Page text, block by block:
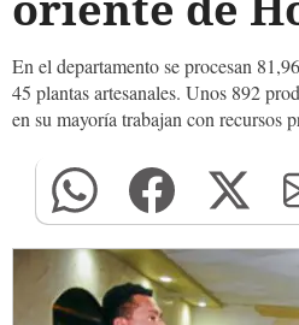
En el departamento se procesan
45 plantas artesanales. Unos 892
en su mayoría trabajan con recursos